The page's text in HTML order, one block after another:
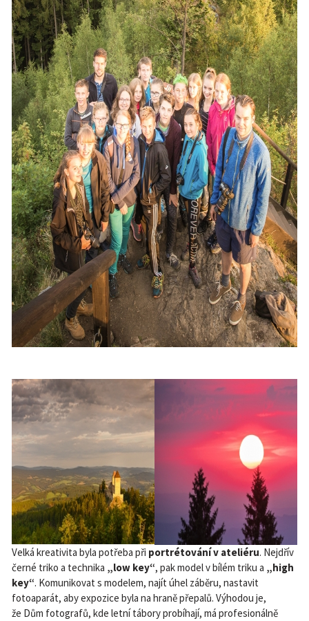
Velká kreativita byla potřeba při portrétování v ateliéru. Nejdřív
černé triko a technika „low key“, pak model v bílém triku a „high
key“. Komunikovat s modelem, najít úhel záběru, nastavit
fotoaparát, aby expozice byla na hraně přepalů. Výhodou je,
že Dům fotografů, kde letní tábory probíhají, má profesionálně